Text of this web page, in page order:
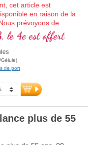
cet article est
en raison de la
prévoyons de
arrivage en semaine
45 à 55 ans, 90 gélules
d’excellente qualité.
le 4e est offert
de port
plus de 55